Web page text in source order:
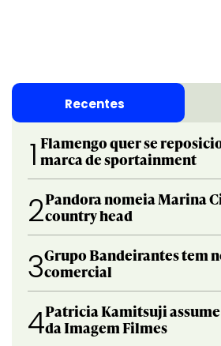
Recentes
1 Flamengo quer se
marca de sportainment
2Pandora nomeia Marina
country head
3Grupo Bandeirantes tem
comercial
4Patricia Kamitsuji
da Imagem Filmes